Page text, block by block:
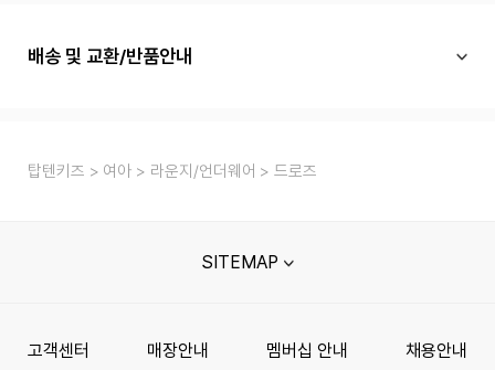
배송 및 교환/반품안내
탑텐키즈 여아 라운지/언더웨어 드로즈
SITEMAP
고객센터 매장안내 멤버십 안내 채용안내